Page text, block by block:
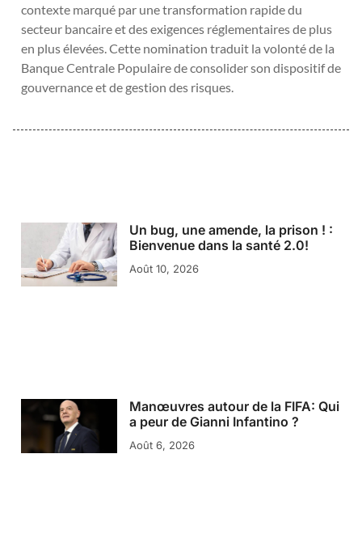
contexte marqué par une transformation rapide du
secteur bancaire et des exigences réglementaires de plus
en plus élevées. Cette nomination traduit la volonté de la
Banque Centrale Populaire de consolider son dispositif de
gouvernance et de gestion des risques.
Un bug, une amende, la prison ! :
Bienvenue dans la santé 2.0!
Août 10, 2026
Manœuvres autour de la FIFA: Qui
a peur de Gianni Infantino ?
Août 6, 2026